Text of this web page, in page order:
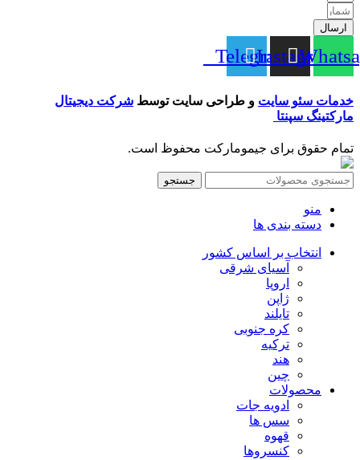
ارسال
Instagram
Telegram
خدمات سئو سایت و طراحی سایت توسط شرکت دیجیتال
مارکتینگ سپنتا
تمام حقوق برای جیمومارکت محفوظ است.
جستجو
منو
دسته بندی ها
انتخاب بر اساس کشور
آسیای شرقی
اروپا
ژاپن
تایلند
کره جنوبی
ترکیه
هند
چین
محصولات
ادویه جات
سس ها
قهوه
کنسروها